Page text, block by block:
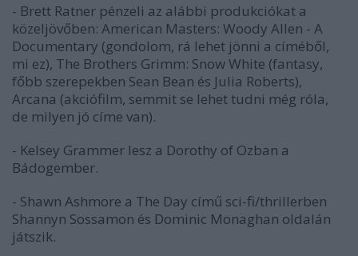
- Brett Ratner pénzeli az alábbi produkciókat a
közeljövőben: American Masters: Woody Allen - A
Documentary (gondolom, rá lehet jönni a címéből,
mi ez), The Brothers Grimm: Snow White (fantasy,
főbb szerepekben Sean Bean és Julia Roberts),
Arcana (akciófilm, semmit se lehet tudni még róla,
de milyen jó címe van).
- Kelsey Grammer lesz a Dorothy of Ozban a
Bádogember.
- Shawn Ashmore a The Day című sci-fi/thrillerben
Shannyn Sossamon és Dominic Monaghan oldalán
játszik.